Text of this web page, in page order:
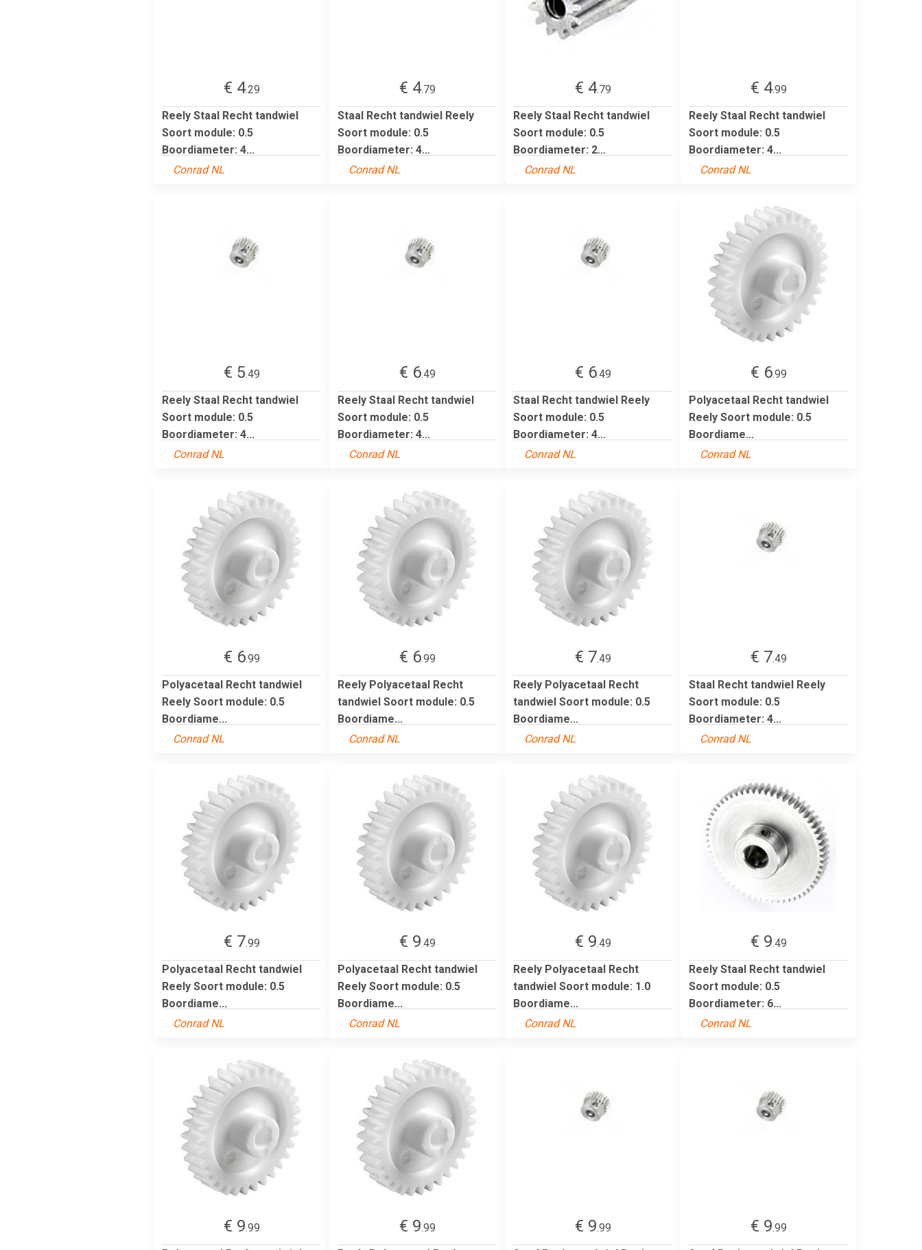
€ 4.29
Reely Staal Recht tandwiel
Soort module: 0.5
Boordiameter: 4...
Conrad NL
€ 4.79
Staal Recht tandwiel Reely
Soort module: 0.5
Boordiameter: 4...
Conrad NL
€ 4.79
Reely Staal Recht tandwiel
Soort module: 0.5
Boordiameter: 2...
Conrad NL
€ 4.99
Reely Staal Recht tandwiel
Soort module: 0.5
Boordiameter: 4...
Conrad NL
€ 5.49
Reely Staal Recht tandwiel
Soort module: 0.5
Boordiameter: 4...
Conrad NL
€ 6.49
Reely Staal Recht tandwiel
Soort module: 0.5
Boordiameter: 4...
Conrad NL
€ 6.49
Staal Recht tandwiel Reely
Soort module: 0.5
Boordiameter: 4...
Conrad NL
€ 6.99
Polyacetaal Recht tandwiel
Reely Soort module: 0.5
Boordiame...
Conrad NL
€ 6.99
Polyacetaal Recht tandwiel
Reely Soort module: 0.5
Boordiame...
Conrad NL
€ 6.99
Reely Polyacetaal Recht
tandwiel Soort module: 0.5
Boordiame...
Conrad NL
€ 7.49
Reely Polyacetaal Recht
tandwiel Soort module: 0.5
Boordiame...
Conrad NL
€ 7.49
Staal Recht tandwiel Reely
Soort module: 0.5
Boordiameter: 4...
Conrad NL
€ 7.99
Polyacetaal Recht tandwiel
Reely Soort module: 0.5
Boordiame...
Conrad NL
€ 9.49
Polyacetaal Recht tandwiel
Reely Soort module: 0.5
Boordiame...
Conrad NL
€ 9.49
Reely Polyacetaal Recht
tandwiel Soort module: 1.0
Boordiame...
Conrad NL
€ 9.49
Reely Staal Recht tandwiel
Soort module: 0.5
Boordiameter: 6...
Conrad NL
€ 9.99
€ 9.99
€ 9.99
€ 9.99